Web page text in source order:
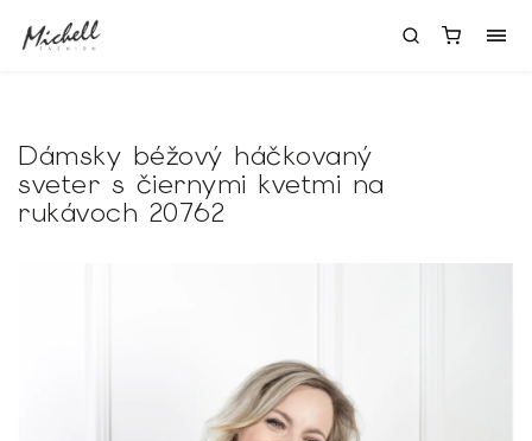
Dámsky béžový háčkovaný
sveter s čiernymi kvetmi na
rukávoch 20762